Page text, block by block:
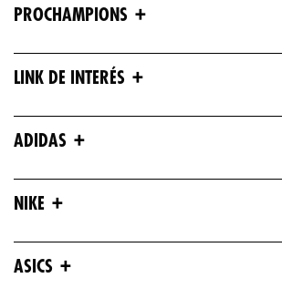
PROCHAMPIONS +
LINK DE INTERÉS +
ADIDAS +
NIKE +
ASICS +